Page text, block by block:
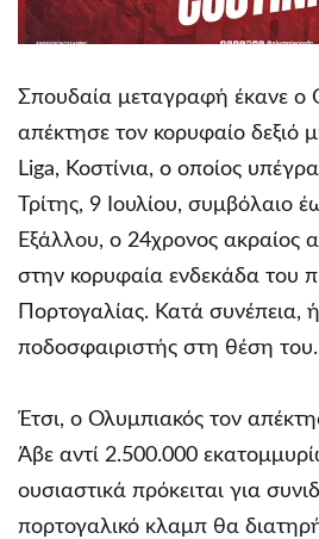
Σπουδαία μεταγραφή έκανε ο
απέκτησε τον κορυφαίο δεξιό
Liga, Κοστίνια, ο οποίος
Τρίτης, 9 Ιουλίου, συμβόλαιο
Εξάλλου, ο 24χρονος ακραίος
στην κορυφαία ενδεκάδα του
Πορτογαλίας. Κατά συνέπεια,
ποδοσφαιριστής στη θέση του.
Έτσι, ο Ολυμπιακός τον
Άβε αντί 2.500.000
ουσιαστικά πρόκειται για
πορτογαλικό κλαμπ θα